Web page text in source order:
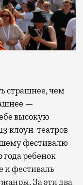
страшнее, чем
—
высокую
клоун-театров
фестивалю
года ребенок
и фестиваль
жанры. За эти два